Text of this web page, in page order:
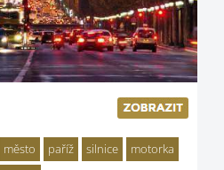
město paříž silnice
motorka